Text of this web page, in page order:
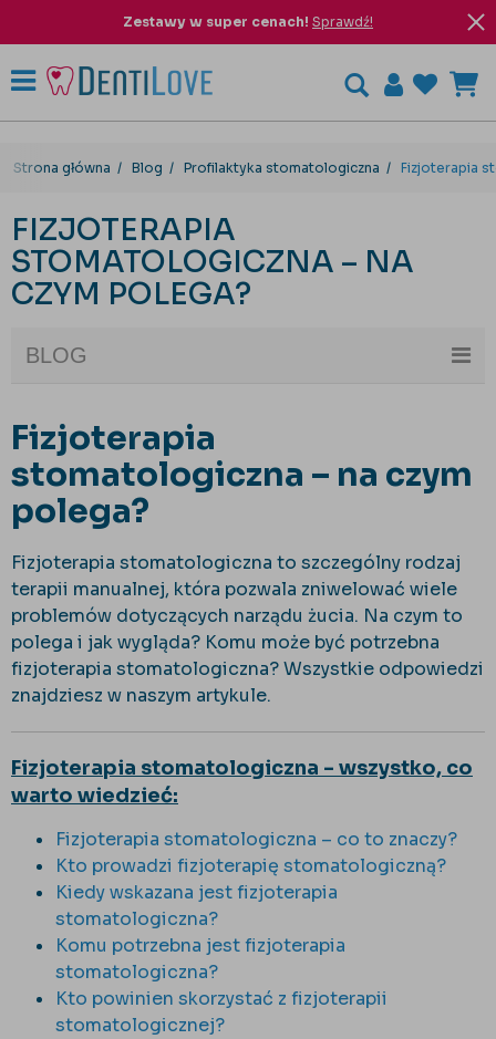
Zestawy w super cenach! Sprawdź!
Strona główna Blog Profilaktyka stomatologiczna Fizjoterapia
FIZJOTERAPIA
STOMATOLOGICZNA – NA
CZYM POLEGA?
BLOG
Fizjoterapia
stomatologiczna – na czym
polega?
Fizjoterapia stomatologiczna to szczególny rodzaj
terapii manualnej, która pozwala zniwelować wiele
problemów dotyczących narządu żucia. Na czym to
polega i jak wygląda? Komu może być potrzebna
fizjoterapia stomatologiczna? Wszystkie odpowiedzi
znajdziesz w naszym artykule.
Fizjoterapia stomatologiczna - wszystko, co
warto wiedzieć:
Fizjoterapia stomatologiczna – co to znaczy?
Kto prowadzi fizjoterapię stomatologiczną?
Kiedy wskazana jest fizjoterapia
stomatologiczna?
Komu potrzebna jest fizjoterapia
stomatologiczna?
Kto powinien skorzystać z fizjoterapii
stomatologicznej?